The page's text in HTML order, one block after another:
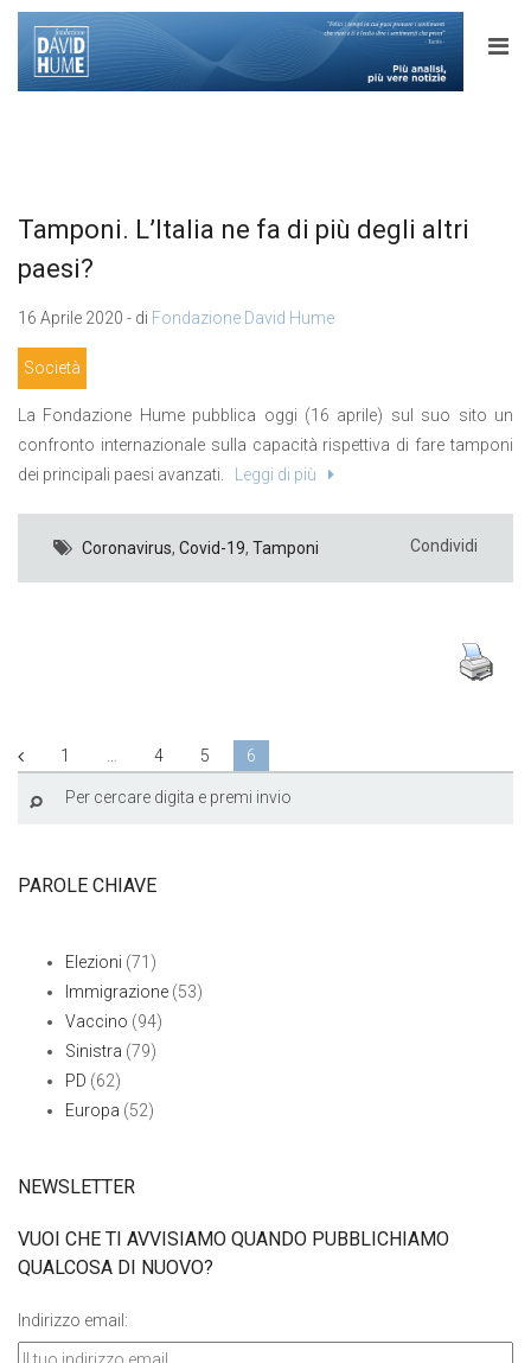
Tamponi. L’Italia ne fa di più degli altri
paesi?
16 Aprile 2020 - di Fondazione David Hume
Società
La Fondazione Hume pubblica oggi (16 aprile) sul suo sito un
confronto internazionale sulla capacità rispettiva di fare tamponi
dei principali paesi avanzati.
Leggi di più
Coronavirus, Covid-19, Tamponi Condividi
1 … 4 5 6
PAROLE CHIAVE
Elezioni (71)
Immigrazione (53)
Vaccino (94)
Sinistra (79)
PD (62)
Europa (52)
NEWSLETTER
VUOI CHE TI AVVISIAMO QUANDO PUBBLICHIAMO
QUALCOSA DI NUOVO?
Indirizzo email: